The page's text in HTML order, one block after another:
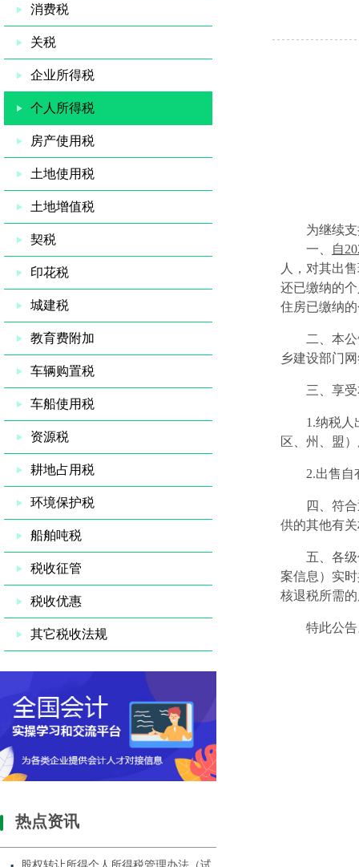
消费税
关税
企业所得税
个人所得税
房产使用税
土地使用税
土地增值税
契税
印花税
城建税
教育费附加
车辆购置税
车船使用税
资源税
耕地占用税
环境保护税
船舶吨税
税收征管
税收优惠
其它税收法规
热点资讯
为继续支持
一、
自
人，对其出
还已缴纳的
住房已缴纳
二、本公告
乡建设部门
三、享受本
1.纳税人
区、州、盟
2.出售自
四、符合退
供的其他有
五、各级住
案信息）实
核退税所需
特此